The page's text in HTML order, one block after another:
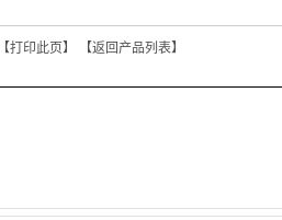
打印此页】 【返回产品列表】